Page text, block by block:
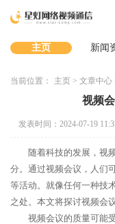
主页 新闻
当前位置： 主页 > 文章中心
视频
发表时间：2024-07-19
随着科技的发展，视
分。通过视频会议，人们
等活动。就像任何一种技
之处。本文将探讨视频会
视频会议的质量可能